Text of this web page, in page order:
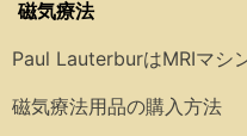
磁気療法
Paul LauterburはMRIマシ
磁気療法用品の購入方法